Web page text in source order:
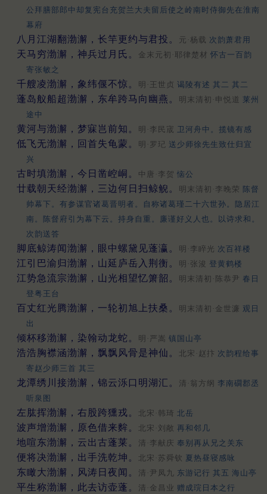
公拜膳部郎中却复宪台充贺兰大夫留后使之岭南时侍御先在淮南
幕府
八月江湖翻渤澥，长竿更约与君投。 元·杨载 次韵萧君用
天马穷渤澥，神兵过月氏。 金末元初·耶律楚材 怀古一百韵
寄张敏之
千艘凌渤澥，象纬偃不惊。 明·王世贞 谒陵有述 其二 其二
蓬岛舣船超渤澥，东牟跨马向幽燕。 明末清初·申悦道 莱州
途中
黄河与渤澥，梦寐岂前知。 明·李民宬 卫河舟中。揽镜有感
低飞无渤澥，回首失龟蒙。 明·罗玘 送少师徐先生致仕归宜
兴
古时填渤澥，今日凿崆峒。 中唐·李贺 恼公
廿载朝天经渤澥，三边何日扫鲸鲵。 明末清初·李晚荣 陈督
帅幕下。有参谋官诸葛晋明者。自称诸葛瑾二十六世孙。隐居江
南。陈督府引为幕下云。持身自重。廉谨好义人也。以诗求和。
次韵送答
脚底鲸涛闻渤澥，眼中螺黛见蓬瀛。 明·李睟光 次百祥楼
江引巴渝归渤澥，山延庐岳入荆衡。 明·张浚 登黄鹤楼
江势急流宗渤澥，山光相望忆箫韶。 明末清初·陈恭尹 春日
登粤王台
百丈红光腾渤澥，一轮初旭上扶桑。 明末清初·金世濂 观日
出
倾杯移渤澥，染翰动龙蛇。 明·严嵩 镇国山亭
浩浩胸襟涵渤澥，飘飘风骨是神仙。 北宋·赵抃 次韵程给事
寄赵少师三首 其三
龙潭绣川接渤澥，锦云泺口明湖汇。 清·翁方纲 李南礀郡丞
听泉图
左肱挥渤澥，右股跨獯戎。 北宋·韩琦 北岳
波声增渤澥，原色借来麰。 北宋·刘敞 再和邻几
地喧东渤澥，云出古蓬莱。 清·李献庆 奉别再从兄之关东
便将决渤澥，出手洗乾坤。 北宋·苏舜钦 夏热昼寝感咏
东瞰大渤澥，风涛日夜闻。 清·尹凤九 东游记行 其五 海山亭
平生称渤澥，此去访壶蓬。 清·金昌业 赠成琓日本之行